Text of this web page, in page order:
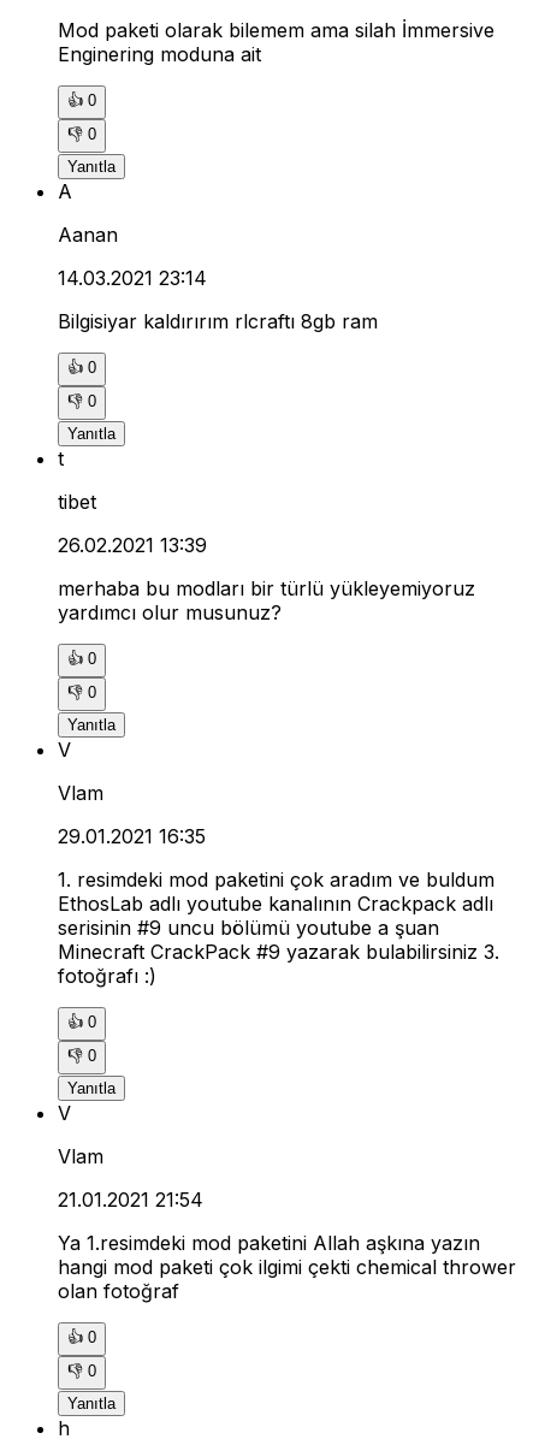
Mod paketi olarak bilemem ama silah İmmersive
Enginering moduna ait
👍 0
👎 0
Yanıtla
A
Aanan
14.03.2021 23:14
Bilgisiyar kaldırırım rlcraftı 8gb ram
👍 0
👎 0
Yanıtla
t
tibet
26.02.2021 13:39
merhaba bu modları bir türlü yükleyemiyoruz
yardımcı olur musunuz?
👍 0
👎 0
Yanıtla
V
Vlam
29.01.2021 16:35
1. resimdeki mod paketini çok aradım ve buldum
EthosLab adlı youtube kanalının Crackpack adlı
serisinin #9 uncu bölümü youtube a şuan
Minecraft CrackPack #9 yazarak bulabilirsiniz 3.
fotoğrafı :)
👍 0
👎 0
Yanıtla
V
Vlam
21.01.2021 21:54
Ya 1.resimdeki mod paketini Allah aşkına yazın
hangi mod paketi çok ilgimi çekti chemical thrower
olan fotoğraf
👍 0
👎 0
Yanıtla
h